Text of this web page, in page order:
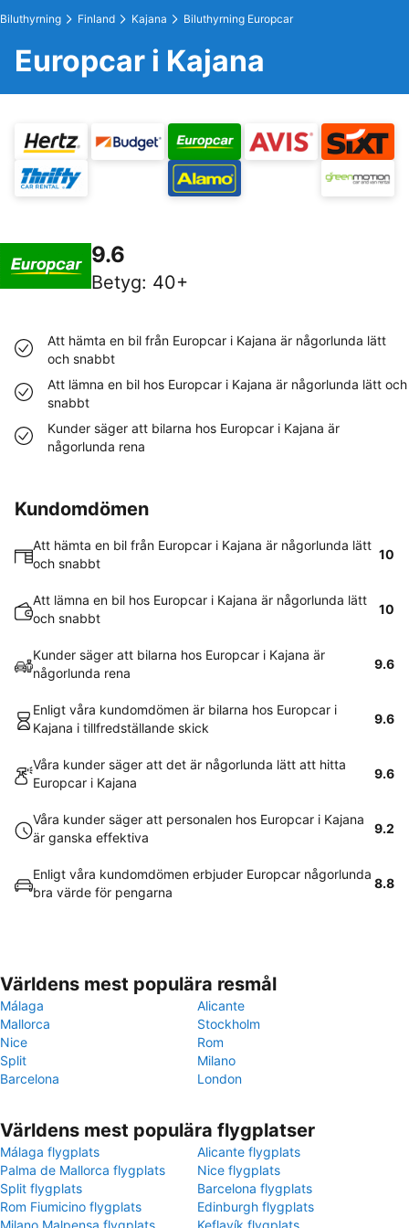
Biluthyrning Finland Kajana Biluthyrning Europcar
Europcar i Kajana
9.6
Betyg: 40+
Att hämta en bil från Europcar i Kajana är någorlunda lätt
och snabbt
Att lämna en bil hos Europcar i Kajana är någorlunda lätt och
snabbt
Kunder säger att bilarna hos Europcar i Kajana är
någorlunda rena
Kundomdömen
Att hämta en bil från Europcar i Kajana är någorlunda lätt
och snabbt
10
Att lämna en bil hos Europcar i Kajana är någorlunda lätt
och snabbt
10
Kunder säger att bilarna hos Europcar i Kajana är
någorlunda rena
9.6
Enligt våra kundomdömen är bilarna hos Europcar i
Kajana i tillfredställande skick
9.6
Våra kunder säger att det är någorlunda lätt att hitta
Europcar i Kajana
9.6
Våra kunder säger att personalen hos Europcar i Kajana
är ganska effektiva
9.2
Enligt våra kundomdömen erbjuder Europcar någorlunda
bra värde för pengarna
8.8
Världens mest populära resmål
Málaga
Alicante
Mallorca
Stockholm
Nice
Rom
Split
Milano
Barcelona
London
Världens mest populära flygplatser
Málaga flygplats
Alicante flygplats
Palma de Mallorca flygplats
Nice flygplats
Split flygplats
Barcelona flygplats
Rom Fiumicino flygplats
Edinburgh flygplats
Milano Malpensa flygplats
Keflavík flygplats